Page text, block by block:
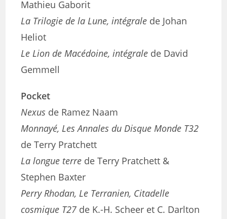
Mathieu Gaborit
La Trilogie de la Lune, intégrale de Johan
Heliot
Le Lion de Macédoine, intégrale de David
Gemmell
Pocket
Nexus de Ramez Naam
Monnayé, Les Annales du Disque Monde T32
de Terry Pratchett
La longue terre de Terry Pratchett &
Stephen Baxter
Perry Rhodan, Le Terranien, Citadelle
cosmique T27 de K.-H. Scheer et C. Darlton